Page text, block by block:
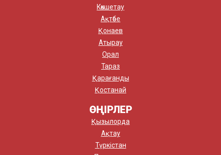
Көкшетау
Ақтөбе
Қонаев
Атырау
Орал
Тараз
Қарағанды
Қостанай
ӨҢІРЛЕР
Қызылорда
Ақтау
Түркістан